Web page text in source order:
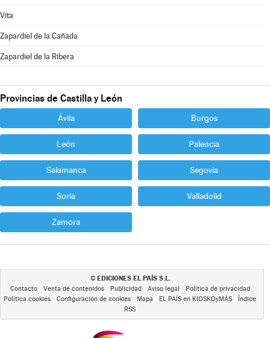
Vita
Zapardiel de la Cañada
Zapardiel de la Ribera
Provincias de Castilla y León
Ávila Burgos
León Palencia
Salamanca Segovia
Soria Valladolid
Zamora
© EDICIONES EL PAÍS S.L.
Contacto Venta de contenidos Publicidad Aviso legal
Política de privacidad
Política cookies
Configuración de cookies Mapa EL PAÍS en KIOSKOyMÁS
Índice
RSS